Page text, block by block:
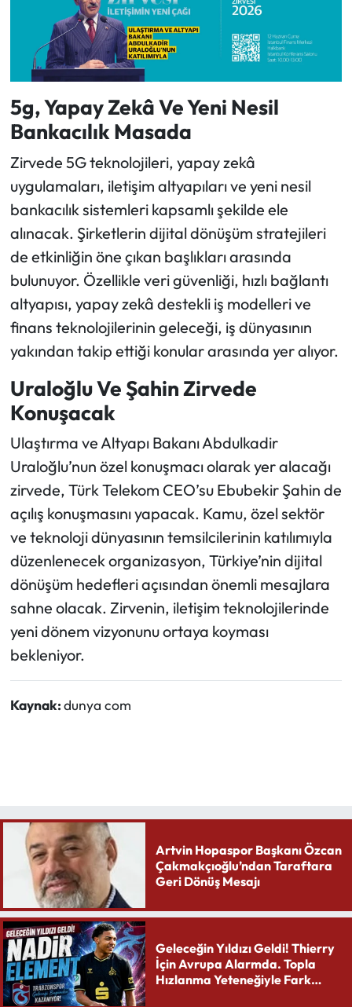
5g, Yapay Zekâ Ve Yeni Nesil
Bankacılık Masada
Zirvede 5G teknolojileri, yapay zekâ
uygulamaları, iletişim altyapıları ve yeni nesil
bankacılık sistemleri kapsamlı şekilde ele
alınacak. Şirketlerin dijital dönüşüm stratejileri
de etkinliğin öne çıkan başlıkları arasında
bulunuyor. Özellikle veri güvenliği, hızlı bağlantı
altyapısı, yapay zekâ destekli iş modelleri ve
finans teknolojilerinin geleceği, iş dünyasının
yakından takip ettiği konular arasında yer alıyor.
Uraloğlu Ve Şahin Zirvede
Konuşacak
Ulaştırma ve Altyapı Bakanı Abdulkadir
Uraloğlu’nun özel konuşmacı olarak yer alacağı
zirvede, Türk Telekom CEO’su Ebubekir Şahin de
açılış konuşmasını yapacak. Kamu, özel sektör
ve teknoloji dünyasının temsilcilerinin katılımıyla
düzenlenecek organizasyon, Türkiye’nin dijital
dönüşüm hedefleri açısından önemli mesajlara
sahne olacak. Zirvenin, iletişim teknolojilerinde
yeni dönem vizyonunu ortaya koyması
bekleniyor.
Kaynak:dunya com
Artvin Hopaspor Başkanı Özcan
Çakmakçıoğlu’ndan Taraftara
Geri Dönüş Mesajı
Geleceğin Yıldızı Geldi! Thierry
İçin Avrupa Alarmda. Topla
Hızlanma Yeteneğiyle Fark